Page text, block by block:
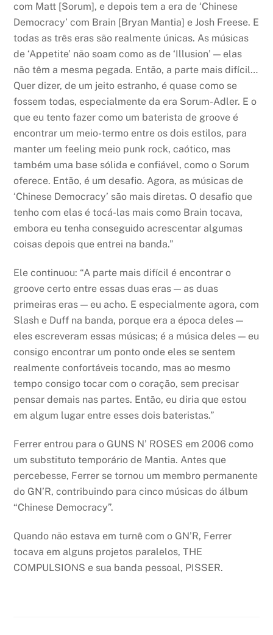
com Matt [Sorum], e depois tem a era de ‘Chinese
Democracy’ com Brain [Bryan Mantia] e Josh Freese. E
todas as três eras são realmente únicas. As músicas
de ‘Appetite’ não soam como as de ‘Illusion’ — elas
não têm a mesma pegada. Então, a parte mais difícil…
Quer dizer, de um jeito estranho, é quase como se
fossem todas, especialmente da era Sorum-Adler. E o
que eu tento fazer como um baterista de groove é
encontrar um meio-termo entre os dois estilos, para
manter um feeling meio punk rock, caótico, mas
também uma base sólida e confiável, como o Sorum
oferece. Então, é um desafio. Agora, as músicas de
‘Chinese Democracy’ são mais diretas. O desafio que
tenho com elas é tocá-las mais como Brain tocava,
embora eu tenha conseguido acrescentar algumas
coisas depois que entrei na banda.”
Ele continuou: “A parte mais difícil é encontrar o
groove certo entre essas duas eras — as duas
primeiras eras — eu acho. E especialmente agora, com
Slash e Duff na banda, porque era a época deles —
eles escreveram essas músicas; é a música deles — eu
consigo encontrar um ponto onde eles se sentem
realmente confortáveis tocando, mas ao mesmo
tempo consigo tocar com o coração, sem precisar
pensar demais nas partes. Então, eu diria que estou
em algum lugar entre esses dois bateristas.”
Ferrer entrou para o GUNS N’ ROSES em 2006 como
um substituto temporário de Mantia. Antes que
percebesse, Ferrer se tornou um membro permanente
do GN’R, contribuindo para cinco músicas do álbum
“Chinese Democracy”.
Quando não estava em turnê com o GN’R, Ferrer
tocava em alguns projetos paralelos, THE
COMPULSIONS e sua banda pessoal, PISSER.